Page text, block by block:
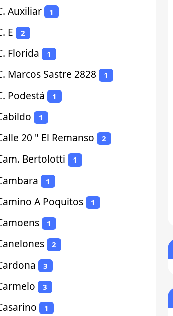
Auxiliar 1
E 2
Florida 1
Marcos Sastre 2828 1
Podestá 1
1
20 " El Remanso 2
Bertolotti 1
1
A Poquitos 1
1
2
3
3
1